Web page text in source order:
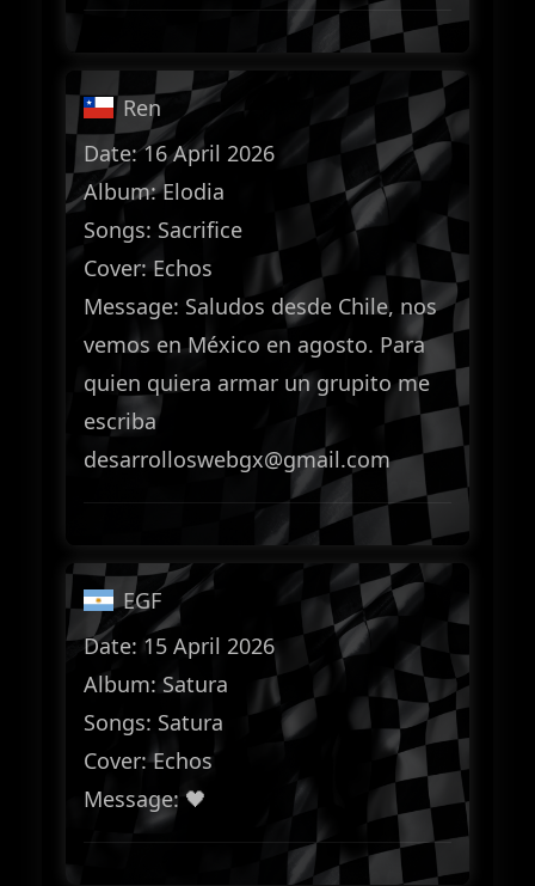
Ren
Date: 16 April 2026
Album: Elodia
Songs: Sacrifice
Cover: Echos
Message: Saludos desde Chile, nos
vemos en México en agosto. Para
quien quiera armar un grupito me
escriba
desarrolloswebgx@gmail.com
EGF
Date: 15 April 2026
Album: Satura
Songs: Satura
Cover: Echos
Message: 🖤